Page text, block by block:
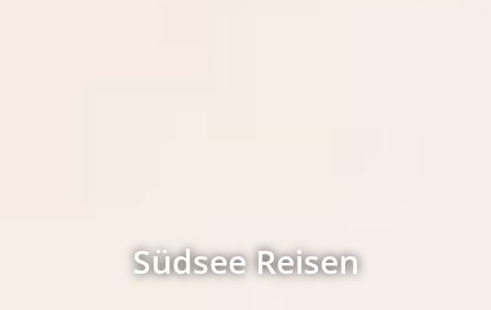
Südsee Reisen